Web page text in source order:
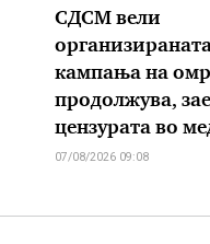
СДСМ вели
кампања на
продолжува,
цензурата во
07/08/2026 09:08